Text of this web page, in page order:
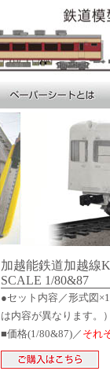
加越能鉄道加越線
SCALE 1/80&87
●セット内容／形式図
は内容が異なります。）
■価格(1/80&87)／ それ